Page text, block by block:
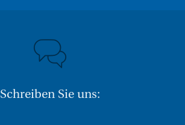
Schreiben Sie uns: